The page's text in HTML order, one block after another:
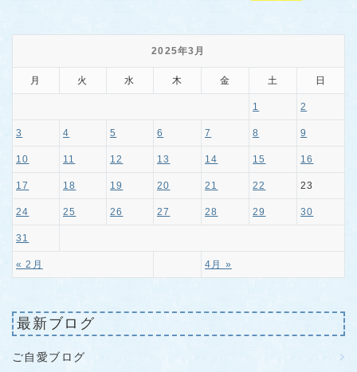
2025年3月
月 火 水 木 金 土 日
« 2月 4月 »
1 2
3 4 5 6 7 8 9
10 11 12 13 14 15 16
17 18 19 20 21 22 23
24 25 26 27 28 29 30
31
最新ブログ
ご自愛ブログ